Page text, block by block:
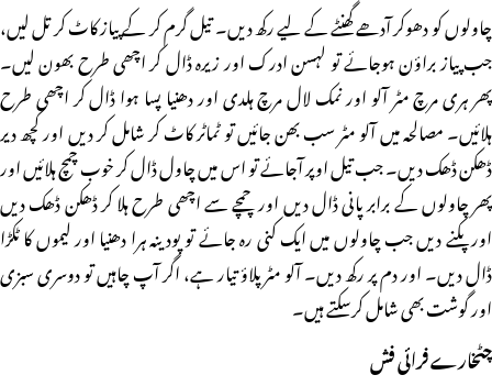
چاولوں کو دھوکر آدھے گھنٹے کے لیے رکھ دیں۔ تیل گرم کر کے پیاز کاٹ کر تل لیں،
جب پیاز براؤن ہوجائے تو لہسن ادرک اور زیرہ ڈال کر اچھی طرح بھون لیں۔
پھر ہری مرچ مٹر آلو اور نمک لال مرچ ہلدی اور دھنیا پسا ہوا ڈال کر اچھی طرح
ہلائیں۔ مصالحہ میں آلو مٹر سب بھن جائیں تو ٹماٹر کاٹ کر شامل کر دیں اور کچھ دیر
ڈھکن ڈھک دیں۔ جب تیل اوپر آجائے تو اس میں چاول ڈال کر خوب چمچ ہلائیں اور
پھر چاولوں کے برابر پانی ڈال دیں اور چمچے سے اچھی طرح ہلا کر ڈھکن ڈھک دیں
اور پکنے دیں جب چاولوں میں ایک کنی رہ جائے تو پودینہ ہرا دھنیا اور لیموں کا ٹکڑا
ڈال دیں۔ اور دم پر رکھ دیں۔ آلو مٹر پلاؤ تیار ہے، اگر آپ چاہیں تو دوسری سبزی
اور گوشت بھی شامل کرسکتے ہیں۔
چٹخارے فرائی فش